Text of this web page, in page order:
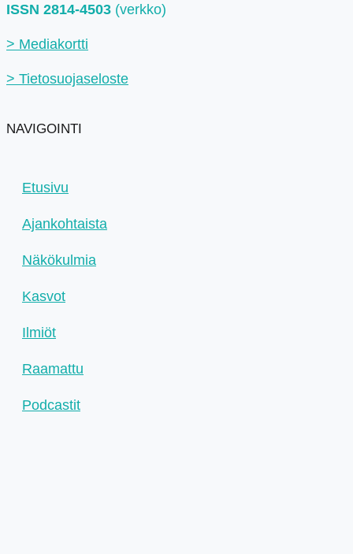
ISSN 2814-4503 (verkko)
> Mediakortti
> Tietosuojaseloste
NAVIGOINTI
Etusivu
Ajankohtaista
Näkökulmia
Kasvot
Ilmiöt
Raamattu
Podcastit